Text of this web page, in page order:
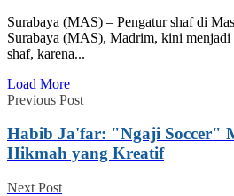
Surabaya (MAS) – Pengatur shaf di
Surabaya (MAS), Madrim, kini menjadi
shaf, karena...
Load More
Previous Post
Habib Ja'far: "Ngaji Soccer"
Hikmah yang Kreatif
Next Post